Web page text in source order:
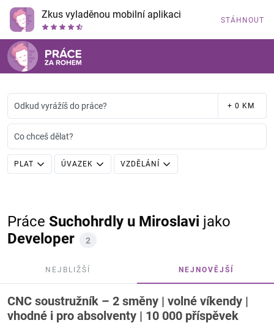
Zkus vyladěnou mobilní aplikaci STÁHNOUT
Odkud vyrážíš do práce? + 0 KM
Co chceš dělat?
PLAT ÚVAZEK VZDĚLÁNÍ
Práce Suchohrdly u Miroslavi jako
Developer
2
NEJBLIŽŠÍ NEJNOVĚJŠÍ
CNC soustružník – 2 směny | volné víkendy |
vhodné i pro absolventy | 10 000 příspěvek